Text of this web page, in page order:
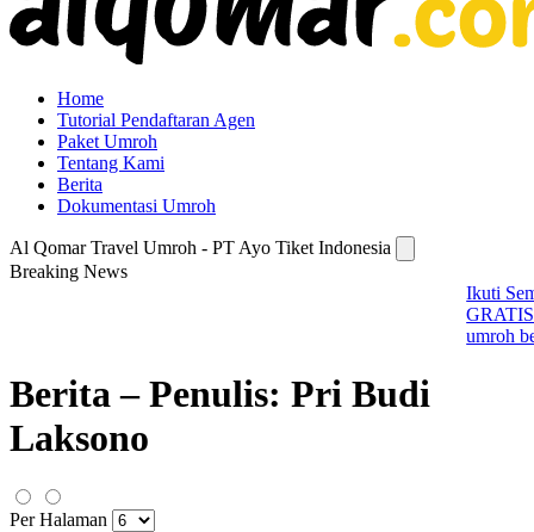
Home
Tutorial Pendaftaran Agen
Paket Umroh
Tentang Kami
Berita
Dokumentasi Umroh
Al Qomar Travel Umroh - PT Ayo Tiket Indonesia
Breaking News
Berita – Penulis: Pri Budi
Laksono
Per Halaman